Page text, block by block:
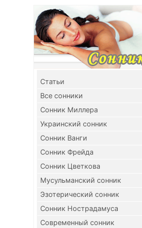
Cтатьи
Все сонники
Сонник Миллера
Украинский сонник
Сонник Ванги
Сонник Фрейда
Сонник Цветкова
Мусульманский сонник
Эзотерический сонник
Сонник Нострадамуса
Современный сонник